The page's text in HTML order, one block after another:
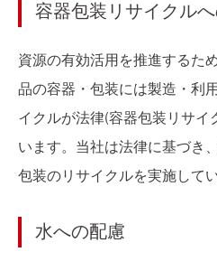
容器包装リサイクル
資源の有効活用を推進するた
品の容器・包装には製造・利
イクルが法律(容器包装リサイ
います。当社は法律に基づき
包装のリサイクルを実施してい
水への配慮